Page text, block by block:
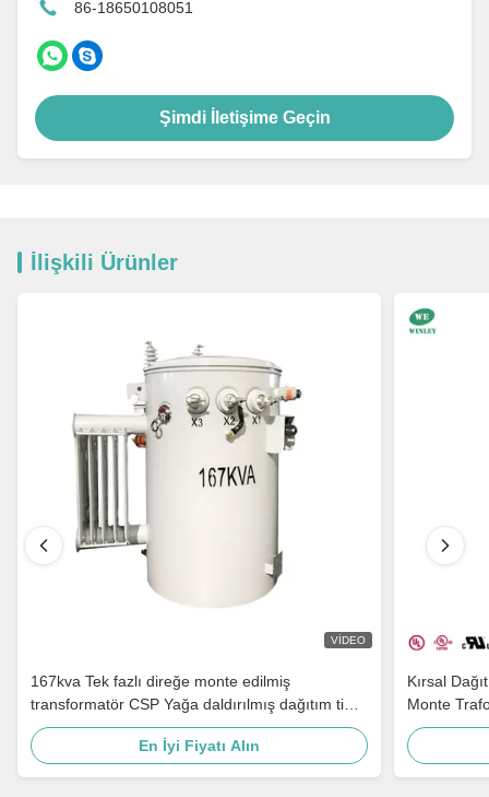
86-18650108051
Şimdi İletişime Geçin
İlişkili Ürünler
VIDEO
167kva Tek fazlı direğe monte edilmiş
transformatör CSP Yağa daldırılmış dağıtım tipi
Step Down 4160v 480v
En İyi Fiyatı Alın
Kırsal
Monte